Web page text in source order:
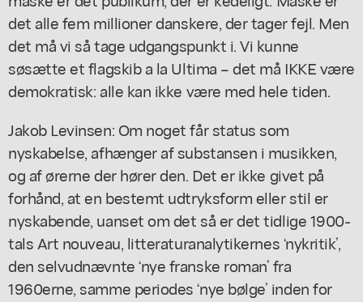
det alle fem millioner danskere, der tager fejl. Men
det må vi så tage udgangspunkt i. Vi kunne
søsætte et flagskib a la Ultima – det må IKKE være
demokratisk: alle kan ikke være med hele tiden.
Jakob Levinsen: Om noget får status som
nyskabelse, afhænger af substansen i musikken,
og af ørerne der hører den. Det er ikke givet på
forhånd, at en bestemt udtryksform eller stil er
nyskabende, uanset om det så er det tidlige 1900-
tals Art nouveau, litteraturanalytikernes ‘nykritik’,
den selvudnævnte ‘nye franske roman’ fra
1960erne, samme periodes ‘nye bølge’ inden for